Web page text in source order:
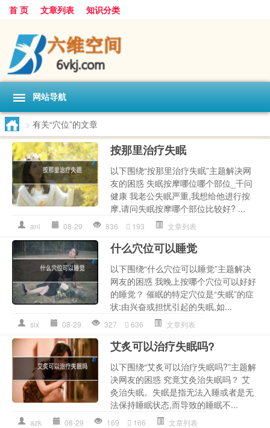
首 页 文章列表 知识分类
网站导航
> 有关“穴位”的文章
按那里治疗失眠
以下围绕“按那里治疗失眠”主题解决网
友的困惑 失眠按摩哪位哪个部位_千问
健康 我老公失眠严重,我想给他进行按
摩,请问失眠按摩哪个部位比较好? ...
anl 08-29 836 193 文章列表
什么穴位可以睡觉
以下围绕“什么穴位可以睡觉”主题解决
网友的困惑 我晚上按哪个穴位可以好好
的睡觉？ 催眠的特定穴位是“失眠”的症
状:由兴奋或担忧引起的失眠,如...
slx 08-29 327 636 文章列表
艾炙可以治疗失眠吗?
以下围绕“艾炙可以治疗失眠吗?”主题解
决网友的困惑 究竟艾灸治失眠吗？ 艾
灸治失眠。失眠是指无法入睡或者是无
法保持睡眠状态,而导致的睡眠不...
azk 08-29 169 166 文章列表